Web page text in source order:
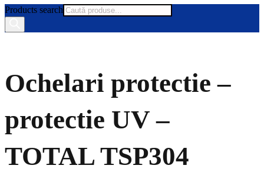
Products search
Ochelari protectie –
protectie UV –
TOTAL TSP304